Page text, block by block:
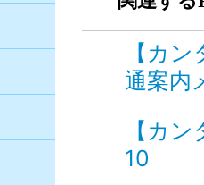
【カ
通案内
【カ
10